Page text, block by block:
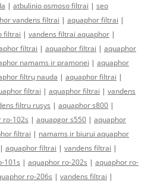
| atbulinio osmoso filtrai | seo
vandens filtrai | aquaphor filtrai |
filtrai | vandens filtrai aquaphor |
filtrai | aquaphor filtrai | aquaphor
namams ir pramonei | aquaphor
filtrų nauda | aquaphor filtrai |
filtrai | aquaphor filtrai | vandens
filtru rusys | aquaphor s800 |
ro-102s | aquapgor s550 | aquaphor
filtrai | namams ir biurui aquaphor
| aquaphor filtrai | vandens filtrai |
101s | aquaphor ro-202s | aquaphor ro-
ro-206s | vandens filtrai |